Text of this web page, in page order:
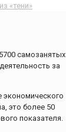
«тени»
самозанятых
за
экономического
это более 50
показателя.